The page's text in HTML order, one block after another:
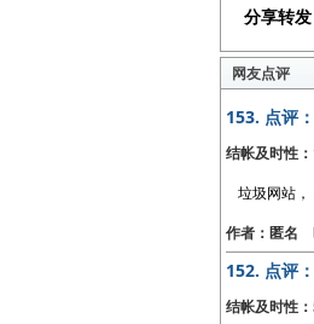
分享转发
网友点评
153. 点评
结帐及时性
垃圾网站，
作者：匿名
152. 点评
结帐及时性